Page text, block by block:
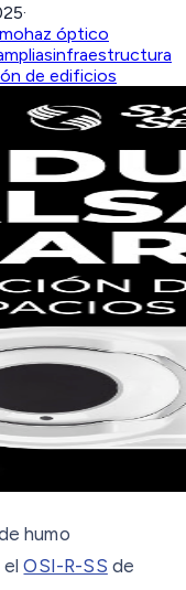
·
haz óptico
infraestructura
de edificios
humo
elOSI-R-SS de